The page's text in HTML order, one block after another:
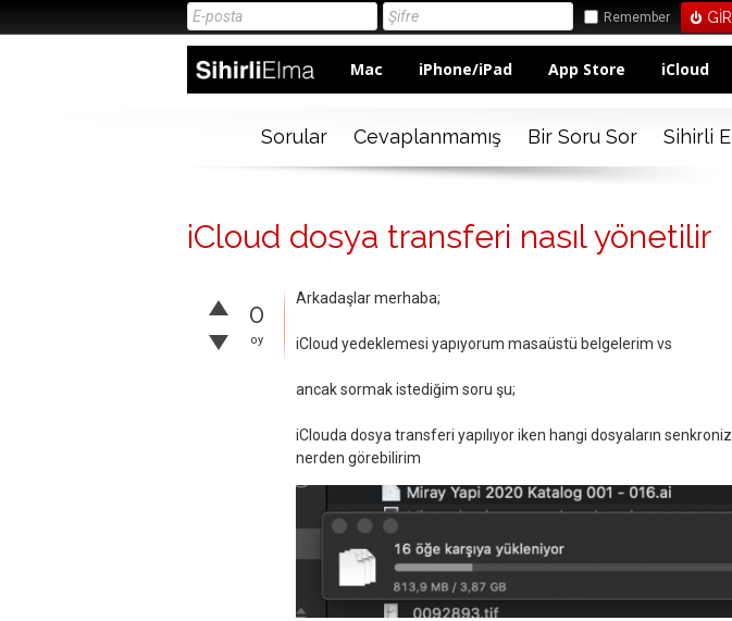
Remember
Mac iPhone/iPad App Store iCloud
Sorular Cevaplanmamış Bir Soru Sor Sihirli
iCloud dosya transferi nasıl yönetilir
0
oy
Arkadaşlar merhaba;
iCloud yedeklemesi yapıyorum masaüstü belgelerim vs
ancak sormak istediğim soru şu;
iClouda dosya transferi yapılıyor iken hangi dosyaların
nerden görebilirim